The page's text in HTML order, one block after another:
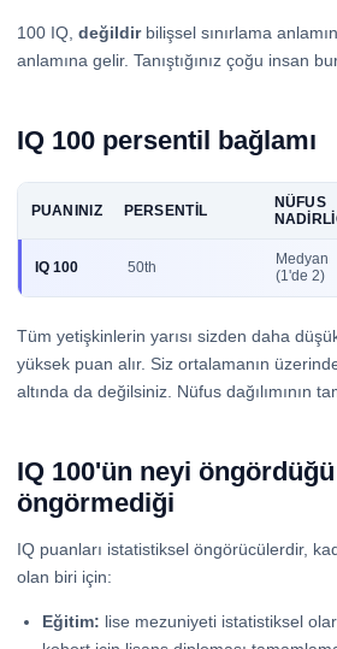
100 IQ, değildirbilişsel sınırlama
anlamına gelir. Tanıştığınız çoğu insan
IQ 100 persentil bağlamı
PUANINIZ PERSENTIL
NÜFUS
IQ 100 50th
Medyan
(1'de 2)
Tüm yetişkinlerin yarısı sizden daha
yüksek puan alır. Siz ortalamanın
altında da değilsiniz. Nüfus dağılımının
IQ 100'ün neyi
öngörmediği
IQ puanları istatistiksel öngörücülerdir,
olan biri için:
Eğitim: lise mezuniyeti istatistiksel